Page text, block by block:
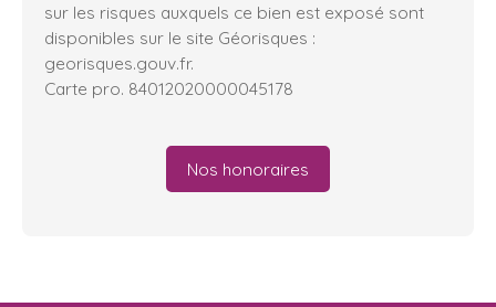
sur les risques auxquels ce bien est exposé sont
disponibles sur le site Géorisques :
georisques.gouv.fr.
Carte pro. 84012020000045178
Nos honoraires